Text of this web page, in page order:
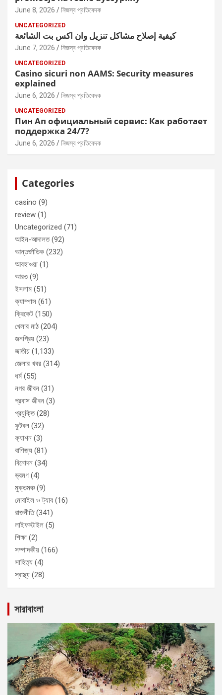
June 8, 2026 নিজস্ব প্রতিবেদক
UNCATEGORIZED
كيفية إصلاح مشاكل تنزيل وان اكس بت الشائعة
June 7, 2026 নিজস্ব প্রতিবেদক
UNCATEGORIZED
Casino sicuri non AAMS: Security measures
explained
June 6, 2026 নিজস্ব প্রতিবেদক
UNCATEGORIZED
Пин Ап официальный сервис: Как работает
поддержка 24/7?
June 6, 2026 নিজস্ব প্রতিবেদক
Categories
casino (9)
review (1)
Uncategorized (71)
আইন-আদালত(92)
আন্তর্জাতিক (232)
আবহাওয়া (1)
আরও (9)
ইসলাম (51)
ক্যাম্পাস (61)
ক্রিকেট (150)
খেলার মাঠ (204)
জনপ্রিয় (23)
জাতীয় (1,133)
জেলার খবর (314)
ধর্ম(55)
নগর জীবন (31)
প্রবাস জীবন (3)
প্রযুক্তি(28)
ফুটবল (32)
ফ্যাশন (3)
বাণিজ্য (81)
বিনোদন (34)
ভ্রমণ (4)
মুক্তমঞ্চ(9)
মোবাইল ও ট্যাব (16)
রাজনীতি(341)
লাইফস্টাইল (5)
শিক্ষা (2)
সম্পাদকীয় (166)
সাহিত্য (4)
স্বাস্থ্য (28)
সারাবাংলা